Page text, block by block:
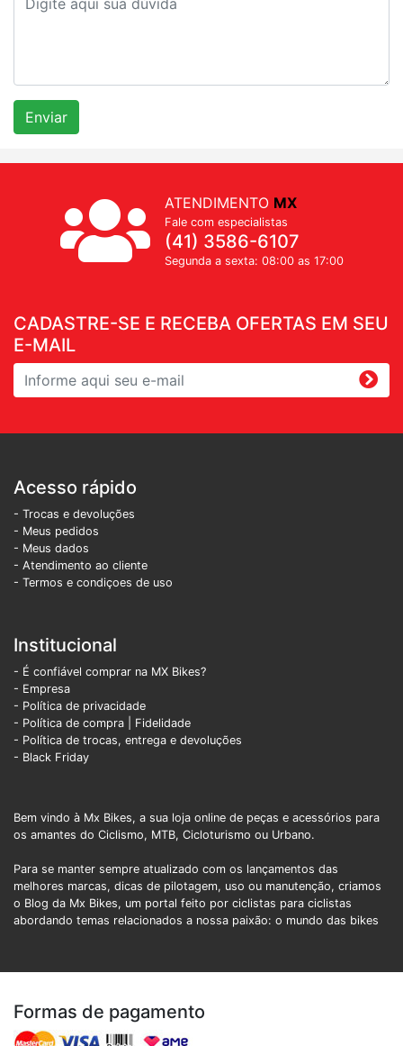
Enviar
CADASTRE-SE E RECEBA OFERTAS EM SEU
E-MAIL
ATENDIMENTO MX
Fale com especialistas
(41) 3586-6107
Segunda a sexta: 08:00 as 17:00
Acesso rápido
- Trocas e devoluções
- Meus pedidos
- Meus dados
- Atendimento ao cliente
- Termos e condiçoes de uso
Institucional
- É confiável comprar na MX Bikes?
- Empresa
- Política de privacidade
- Política de compra | Fidelidade
- Política de trocas, entrega e devoluções
- Black Friday
Bem vindo à Mx Bikes, a sua loja online de peças e acessórios para
os amantes do Ciclismo, MTB, Cicloturismo ou Urbano.
Para se manter sempre atualizado com os lançamentos das
melhores marcas, dicas de pilotagem, uso ou manutenção, criamos
o Blog da Mx Bikes, um portal feito por ciclistas para ciclistas
abordando temas relacionados a nossa paixão: o mundo das bikes
Formas de pagamento